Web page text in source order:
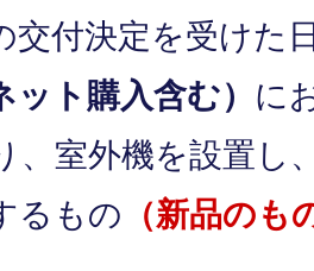
交付決定を受けた
ット購入含む） に
、室外機を設置し
るもの （新品のも